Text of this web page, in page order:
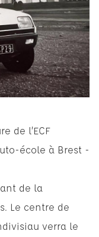
de l’ECF
école à Brest -
de la
Le centre de
verra le